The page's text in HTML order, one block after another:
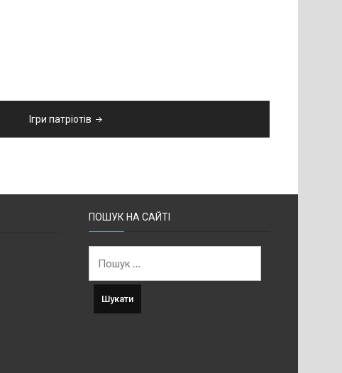
Ігри патріотів
ПОШУК НА САЙТІ